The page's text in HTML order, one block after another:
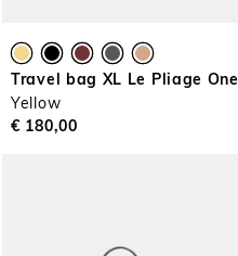
Travel bag XL Le Pliage One
Yellow
€ 180,00